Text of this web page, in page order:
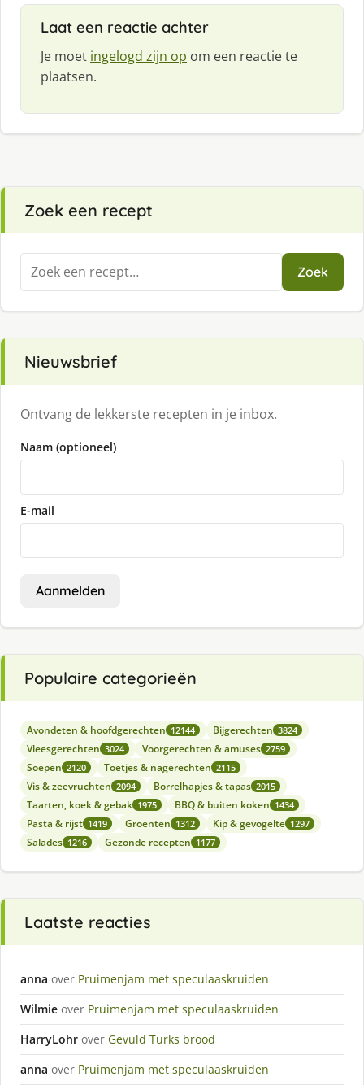
Laat een reactie achter
Je moet ingelogd zijn op om een reactie te
plaatsen.
Zoek een recept
Zoeken
naar:
Zoek
Nieuwsbrief
Ontvang de lekkerste recepten in je inbox.
Naam (optioneel)
E-mail
Aanmelden
Populaire categorieën
Avondeten & hoofdgerechten 12144 Bijgerechten 3824
Vleesgerechten 3024 Voorgerechten & amuses 2759
Soepen 2120 Toetjes & nagerechten 2115
Vis & zeevruchten 2094 Borrelhapjes & tapas 2015
Taarten, koek & gebak 1975 BBQ & buiten koken 1434
Pasta & rijst 1419 Groenten 1312 Kip & gevogelte 1297
Salades 1216 Gezonde recepten 1177
Laatste reacties
anna over Pruimenjam met speculaaskruiden
Wilmie over Pruimenjam met speculaaskruiden
HarryLohr over Gevuld Turks brood
anna over Pruimenjam met speculaaskruiden